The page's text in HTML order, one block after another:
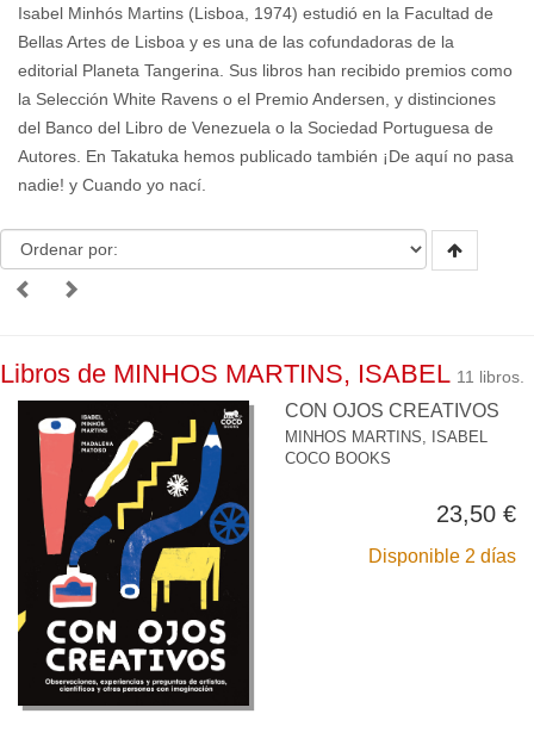
Isabel Minhós Martins (Lisboa, 1974) estudió en la Facultad de
Bellas Artes de Lisboa y es una de las cofundadoras de la
editorial Planeta Tangerina. Sus libros han recibido premios como
la Selección White Ravens o el Premio Andersen, y distinciones
del Banco del Libro de Venezuela o la Sociedad Portuguesa de
Autores. En Takatuka hemos publicado también ¡De aquí no pasa
nadie! y Cuando yo nací.
Libros de MINHOS MARTINS, ISABEL 11 libros.
CON OJOS CREATIVOS
MINHOS MARTINS, ISABEL
COCO BOOKS
23,50 €
Disponible 2 días